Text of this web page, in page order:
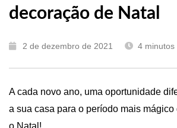
decoração de Natal
2 de dezembro de 2021 4
A cada novo ano, uma oportunidade
a sua casa para o período mais
o Natal !